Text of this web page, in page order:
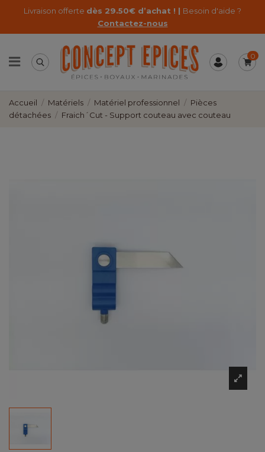
Livraison offerte dès 29.50€ d’achat ! | Besoin d'aide ?
Contactez-nous
0
Accueil Matériels Matériel professionnel
Pièces
détachées
Fraich´Cut - Support couteau avec couteau